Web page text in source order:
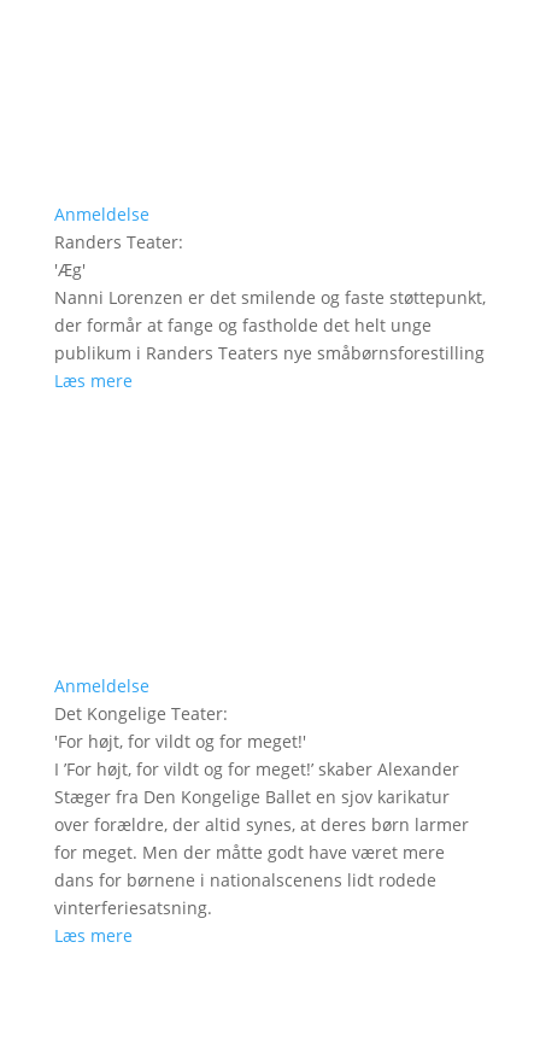
Anmeldelse
Randers Teater:
'Æg'
Nanni Lorenzen er det smilende og faste støttepunkt,
der formår at fange og fastholde det helt unge
publikum i Randers Teaters nye småbørnsforestilling
Læs mere
Anmeldelse
Det Kongelige Teater:
'For højt, for vildt og for meget!'
I ’For højt, for vildt og for meget!’ skaber Alexander
Stæger fra Den Kongelige Ballet en sjov karikatur
over forældre, der altid synes, at deres børn larmer
for meget. Men der måtte godt have været mere
dans for børnene i nationalscenens lidt rodede
vinterferiesatsning.
Læs mere